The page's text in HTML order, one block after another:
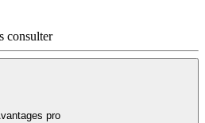
consulter
pro